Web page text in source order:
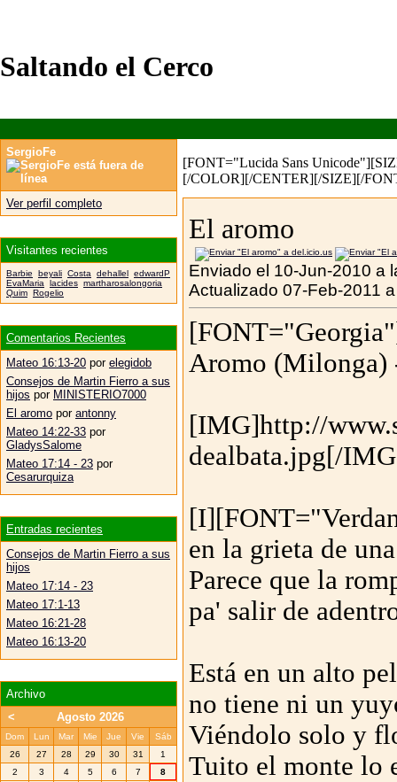
Saltando el Cerco
[FONT="Lucida Sans
[/COLOR][/CENTER][/SIZE][/
El aromo
Enviado el 10-Jun-2010 a
Actualizado 07-Feb-2011
Aromo (Milonga)
[IMG]http://
dealbata.jpg[/
en la grieta de
Parece que la
pa' salir de
Está en un alto
no tiene ni un
Viéndolo solo y
Tuito el monte lo
SergioFe
Ver perfil completo
Visitantes recientes
Barbie beyali Costa dehallel edwardP
EvaMaria
lacides martharosalongoria
Quim Rogelio
Comentarios Recientes
Mateo 16:13-20 por elegidob
Consejos de Martin Fierro a sus
hijos por MINISTERIO7000
El aromo por antonny
Mateo 14:22-33 por
GladysSalome
Mateo 17:14 - 23 por
Cesarurquiza
Entradas recientes
Consejos de Martin Fierro a sus
hijos
Mateo 17:14 - 23
Mateo 17:1-13
Mateo 16:21-28
Mateo 16:13-20
Archivo
<
Agosto 2026
Dom Lun Mar Mie Jue Vie
Sáb
26
27 28 29 30 31
1
2
3 4 5 6 7
8